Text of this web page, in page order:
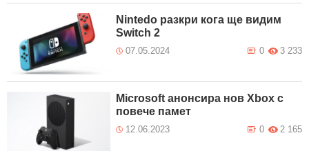
Nintedo разкри кога ще видим
Switch 2
07.05.2024 3 233
0
Microsoft анонсира нов Xbox с
повече памет
12.06.2023 2 165
0